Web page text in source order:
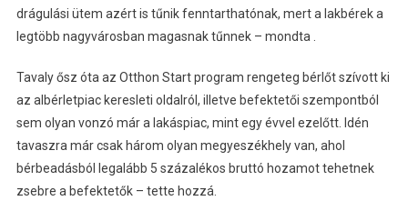
drágulási ütem azért is tűnik fenntarthatónak, mert a lakbérek a
legtöbb nagyvárosban magasnak tűnnek – mondta .
Tavaly ősz óta az Otthon Start program rengeteg bérlőt szívott ki
az albérletpiac keresleti oldalról, illetve befektetői szempontból
sem olyan vonzó már a lakáspiac, mint egy évvel ezelőtt. Idén
tavaszra már csak három olyan megyeszékhely van, ahol
bérbeadásból legalább 5 százalékos bruttó hozamot tehetnek
zsebre a befektetők – tette hozzá.